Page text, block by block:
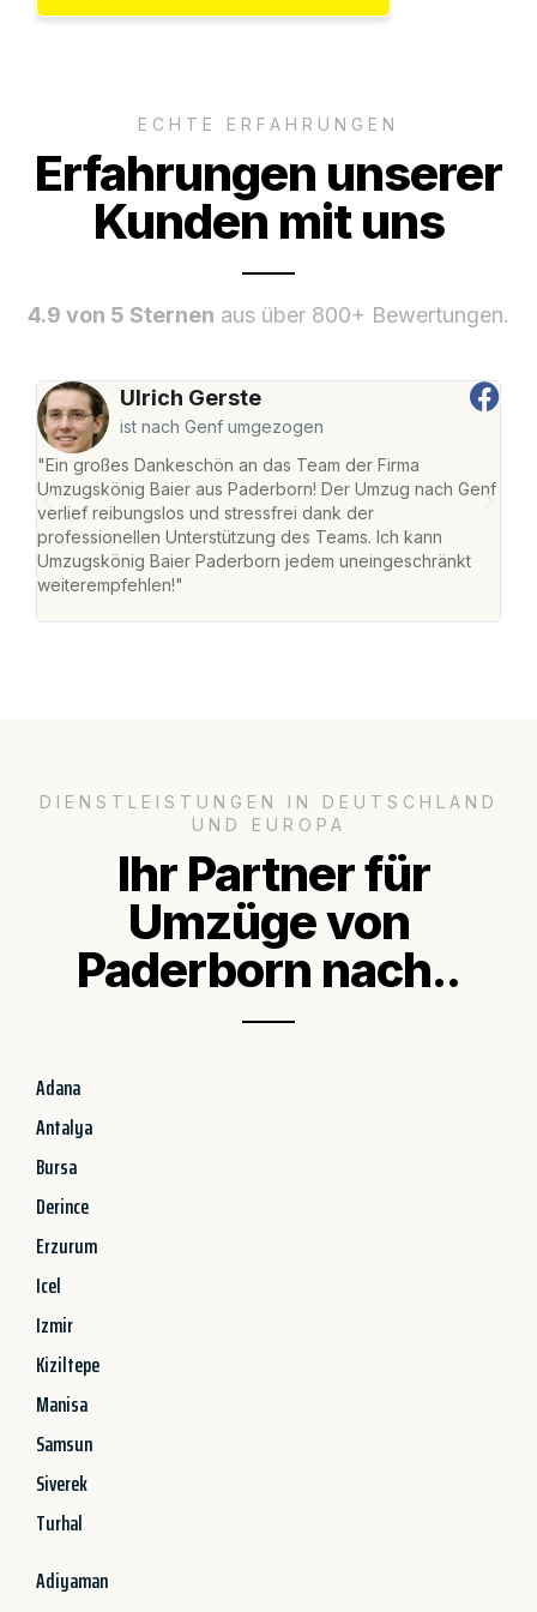
ECHTE ERFAHRUNGEN
Erfahrungen unserer
Kunden mit uns
4.9 von 5 Sternen aus über 800+ Bewertungen.
Ulrich Gerste
ist nach Genf umgezogen
"Ein großes Dankeschön an das Team der Firma
Umzugskönig Baier aus Paderborn! Der Umzug nach Genf
verlief reibungslos und stressfrei dank der
professionellen Unterstützung des Teams. Ich kann
Umzugskönig Baier Paderborn jedem uneingeschränkt
weiterempfehlen!"
DIENSTLEISTUNGEN IN DEUTSCHLAND
UND EUROPA
Ihr Partner für
Umzüge von
Paderborn nach..
Adana
Antalya
Bursa
Derince
Erzurum
Icel
Izmir
Kiziltepe
Manisa
Samsun
Siverek
Turhal
Adiyaman